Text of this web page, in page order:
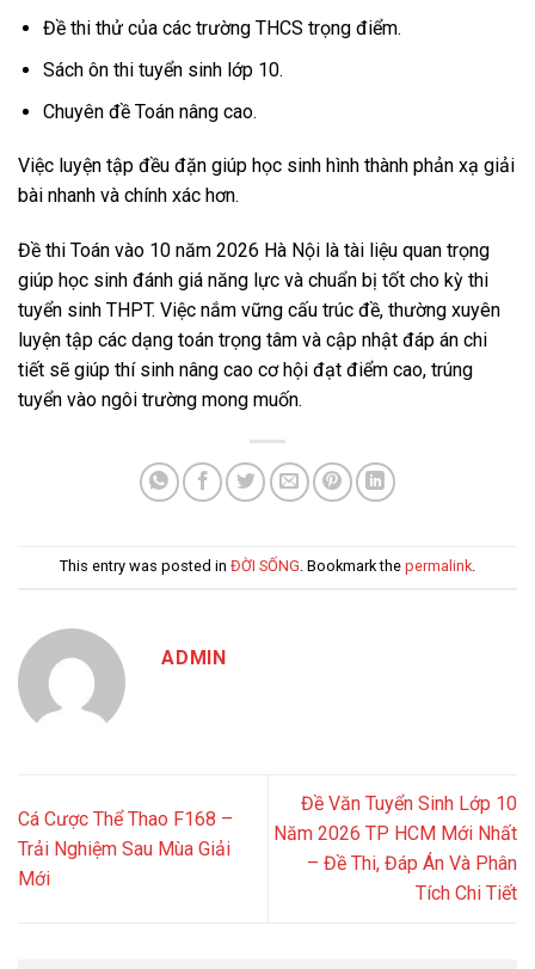
Đề thi thử của các trường THCS trọng điểm.
Sách ôn thi tuyển sinh lớp 10.
Chuyên đề Toán nâng cao.
Việc luyện tập đều đặn giúp học sinh hình thành phản xạ giải
bài nhanh và chính xác hơn.
Đề thi Toán vào 10 năm 2026 Hà Nội là tài liệu quan trọng
giúp học sinh đánh giá năng lực và chuẩn bị tốt cho kỳ thi
tuyển sinh THPT. Việc nắm vững cấu trúc đề, thường xuyên
luyện tập các dạng toán trọng tâm và cập nhật đáp án chi
tiết sẽ giúp thí sinh nâng cao cơ hội đạt điểm cao, trúng
tuyển vào ngôi trường mong muốn.
This entry was posted in ĐỜI SỐNG. Bookmark the permalink.
ADMIN
Cá Cược Thể Thao F168 –
Trải Nghiệm Sau Mùa Giải
Mới
Đề Văn Tuyển Sinh Lớp 10
Năm 2026 TP HCM Mới Nhất
– Đề Thi, Đáp Án Và Phân
Tích Chi Tiết